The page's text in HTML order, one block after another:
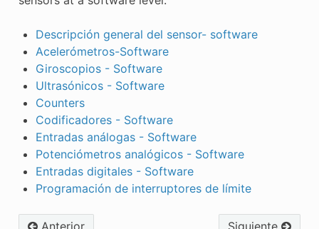
Descripción general del sensor- software
Acelerómetros-Software
Giroscopios - Software
Ultrasónicos - Software
Counters
Codificadores - Software
Entradas análogas - Software
Potenciómetros analógicos - Software
Entradas digitales - Software
Programación de interruptores de límite
Anterior Siguiente